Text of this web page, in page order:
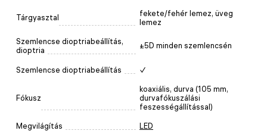
Tárgyasztal
fekete/fehér lemez, üveg
lemez
Szemlencse dioptriabeállítás,
dioptria
±5D minden szemlencsén
Szemlencse dioptriabeállítás ✓
Fókusz
koaxiális, durva (105 mm,
durvafókuszálási
feszességállítással)
Megvilágítás LED